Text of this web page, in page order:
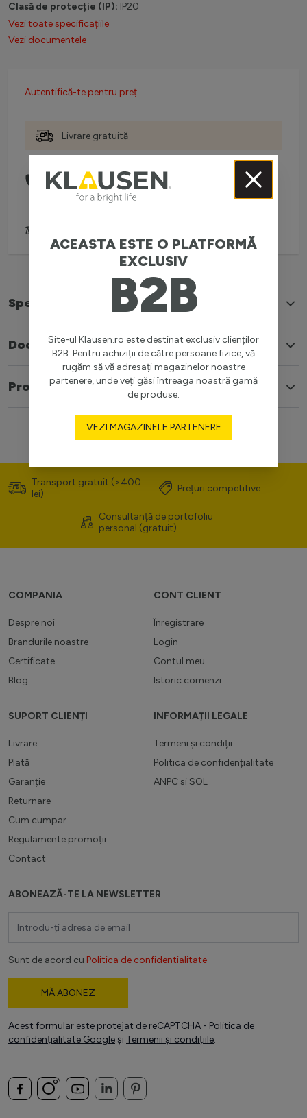
Clasă de protecție (IP): IP20
Vezi toate specificațiile
Vezi documentele
Autentifică-te pentru preț
Livrare gratuită
0738 757 210
(L-V: 08:30-16:00)
Specificatii
Documente
Produse similare
ACEASTA ESTE O PLATFORMĂ
EXCLUSIV
B2B
Site-ul Klausen.ro este destinat exclusiv clienților
B2B. Pentru achiziții de către persoane fizice, vă
rugăm să vă adresați magazinelor noastre
partenere, unde veți găsi întreaga noastră gamă
de produse.
VEZI MAGAZINELE PARTENERE
Transport gratuit (>400
lei)
Prețuri competitive
Consultanță de portofoliu
personal (gratuit)
COMPANIA
Despre noi
Brandurile noastre
Certificate
Blog
CONT CLIENT
Înregistrare
Login
Contul meu
Istoric comenzi
SUPORT CLIENȚI
Livrare
Plată
Garanție
Returnare
Cum cumpar
Regulamente promoții
Contact
INFORMAȚII LEGALE
Termeni și condiții
Politica de confidențialitate
ANPC si SOL
ABONEAZĂ-TE LA NEWSLETTER
Sunt de acord cu Politica de confidentialitate
MĂ ABONEZ
Acest formular este protejat de reCAPTCHA - Politica de
confidențialitate Google și Termenii și condițiile.